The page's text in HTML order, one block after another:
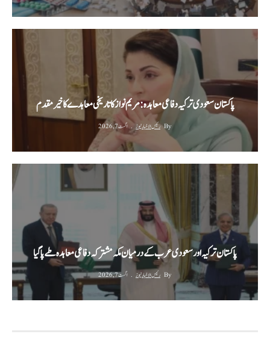
پاکستان سعودی ترکیہ دفاعی معاہدہ: مریم نواز کا تاریخی معاہدے کا خیرمقدم
By رئیس الاخبار نیوز اگست 7, 2026
پاکستان ترکیہ اور سعودی عرب کے درمیان مکہ مشترکہ دفاعی معاہدہ طے پا گیا
By رئیس الاخبار نیوز اگست 7, 2026